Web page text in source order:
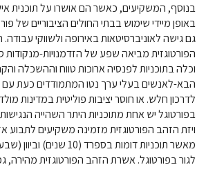
בנוסף, המשקיעים, כאשר הם אושרו על תוכנית
באופן מיידי שימוש בבתי החולים הציבוריים של
גם גישה לאוניברסיטאות באירופה ולשווקי
הפורטוגזית מביאה שפע של הזדמנויות-מנקודות
וכלה בתוכניות לפנסיה ארוכות טווח וההשכלה
הבא-לאנשים בעלי ערך נטו המתמודדים כעת עם
לדרכון חלש. או חוסר יציבות פוליטית במדינות
בפורטוגל יש אחת מתוכניות היתר השהייה
ויזת הזהב הפורטוגזית מזמינה משקיעים לתבוע
מאשר תוכניות דומות בספרד
לגור בפורטוגל. אשרת הזהב הפורטוגזית מהירה,